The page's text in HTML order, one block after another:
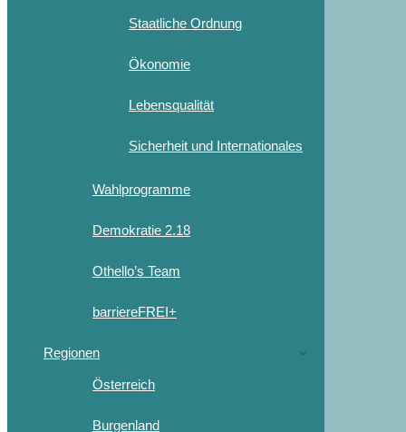
Staatliche Ordnung
Ökonomie
Lebensqualität
Sicherheit und Internationales
Wahlprogramme
Demokratie 2.18
Othello’s Team
barriereFREI+
Regionen
Österreich
Burgenland